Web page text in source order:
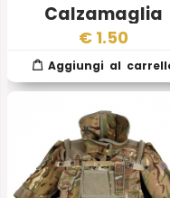
Calzamaglia
Esercito Inglese II
Scelta
€ 1.50